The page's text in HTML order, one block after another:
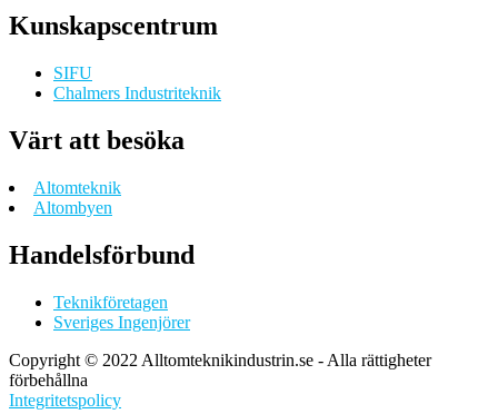
Kunskapscentrum
SIFU
Chalmers Industriteknik
Värt att besöka
Altomteknik
Altombyen
Handelsförbund
Teknikföretagen
Sveriges Ingenjörer
Copyright © 2022 Alltomteknikindustrin.se - Alla rättigheter
förbehållna
Integritetspolicy